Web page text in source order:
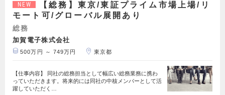
NEW
【総務】東京/東証プライム市場上場/リ
モート可/グローバル展開あり
総務
加賀電子株式会社
500万円 ～ 749万円 東京都
【仕事内容】 同社の総務担当として幅広い総務業務に携わ
っていただきます。将来的には同社の中核メンバーとして活
躍していただく…